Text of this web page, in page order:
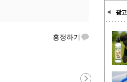
광고
흥정하기